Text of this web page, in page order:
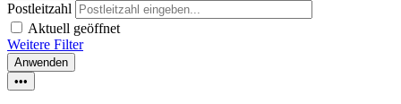
Postleitzahl
Aktuell geöffnet
Weitere Filter
Anwenden
•••